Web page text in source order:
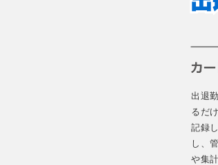
出退
るだ
記録
し、
や集